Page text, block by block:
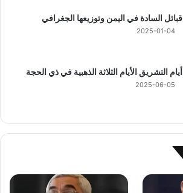
قبائل السادة في اليمن وتوزيعها الجغرافي
2025-01-04
أيام التشريق الأيام الثلاثة الذهبية في ذي الحجة
2025-06-05